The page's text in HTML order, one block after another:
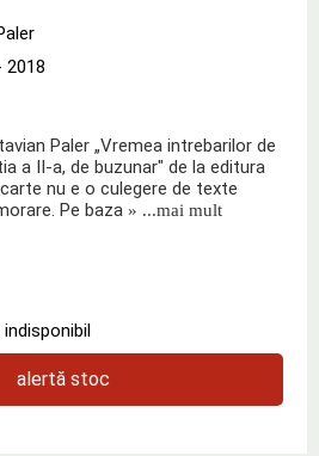
2018
Paler „Vremea intrebarilor de
a II-a, de buzunar" de la editura
nu e o culegere de texte
Pe baza » ...mai mult
alertă stoc